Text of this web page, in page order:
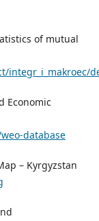
of mutual
integr_i_makroec/
Economic
database
– Kyrgyzstan